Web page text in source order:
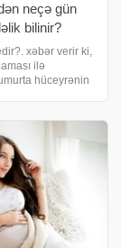
neçə gün
bilinir?
xəbər verir ki,
ilə
hüceyrənin
tsiklinin
gün qalmış baş